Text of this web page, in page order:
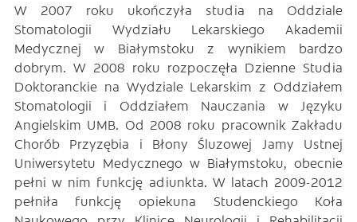
W 2007 roku ukończyła studia na Oddziale
Stomatologii Wydziału Lekarskiego Akademii
Medycznej w Białymstoku z wynikiem bardzo
dobrym. W 2008 roku rozpoczęła Dzienne Studia
Doktoranckie na Wydziale Lekarskim z Oddziałem
Stomatologii i Oddziałem Nauczania w Języku
Angielskim UMB. Od 2008 roku pracownik Zakładu
Chorób Przyzębia i Błony Śluzowej Jamy Ustnej
Uniwersytetu Medycznego w Białymstoku, obecnie
pełni w nim funkcję adiunkta. W latach 2009-2012
pełniła funkcję opiekuna Studenckiego Koła